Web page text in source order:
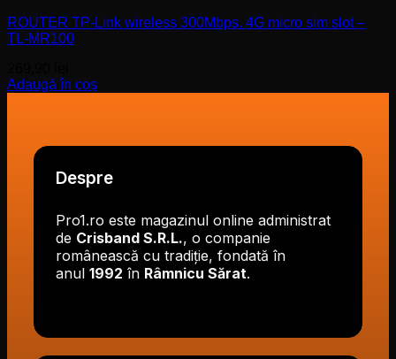
ROUTER TP-Link wireless 300Mbps. 4G micro sim slot –
TL-MR100
Adaugă în coș
Despre
Pro1.ro este magazinul online administrat
de Crisband S.R.L., o companie
românească cu tradiție, fondată în
anul 1992 în Râmnicu Sărat.